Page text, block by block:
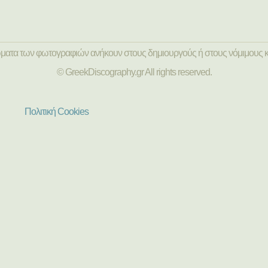
των φωτογραφιών ανήκουν στους δημιουργούς ή στους νόμιμους
© GreekDiscography.gr All rights reserved.
Πολιτική Cookies